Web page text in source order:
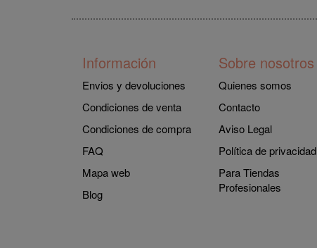
Información
Envios y devoluciones
Condiciones de venta
Condiciones de compra
FAQ
Mapa web
Blog
Sobre nosotros
Quienes somos
Contacto
Aviso Legal
Política de privacidad
Para Tiendas
Profesionales